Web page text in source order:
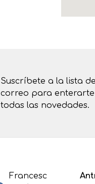
Suscríbete a la lista de
correo para
todas las novedades.
Francesc